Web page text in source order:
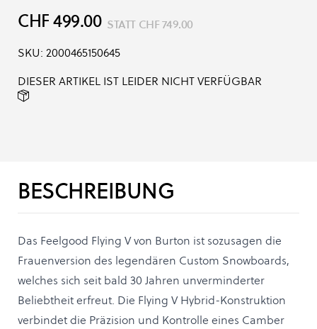
CHF 499.00 STATT CHF 749.00
SKU: 2000465150645
DIESER ARTIKEL IST LEIDER NICHT VERFÜGBAR
BESCHREIBUNG
Das Feelgood Flying V von Burton ist sozusagen die
Frauenversion des legendären Custom Snowboards,
welches sich seit bald 30 Jahren unverminderter
Beliebtheit erfreut. Die Flying V Hybrid-Konstruktion
verbindet die Präzision und Kontrolle eines Camber